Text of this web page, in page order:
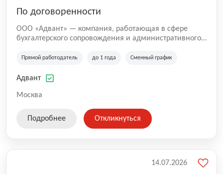
По договоренности
ООО «Адвант» — компания, работающая в сфере
бухгалтерского сопровождения и административного
зарегистрирована в Санкт-Петербурге и
лиц и коммерческих организаций.
Прямой работодатель до 1 года Сменный график
Адвант
Москва
Подробнее Откликнуться
14.07.2026